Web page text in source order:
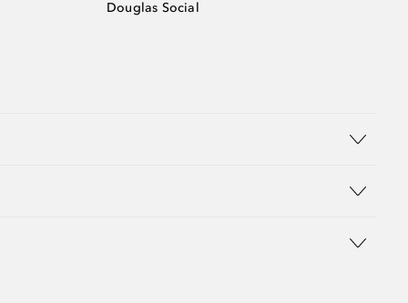
Douglas Social